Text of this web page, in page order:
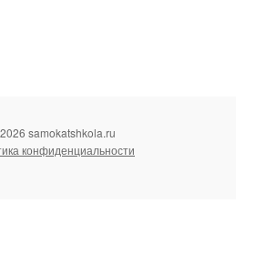
samokatshkola.ru
конфиденциальности